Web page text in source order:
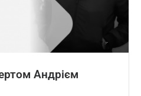
Андрієм